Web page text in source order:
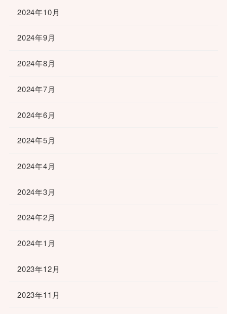
2024年10月
2024年9月
2024年8月
2024年7月
2024年6月
2024年5月
2024年4月
2024年3月
2024年2月
2024年1月
2023年12月
2023年11月